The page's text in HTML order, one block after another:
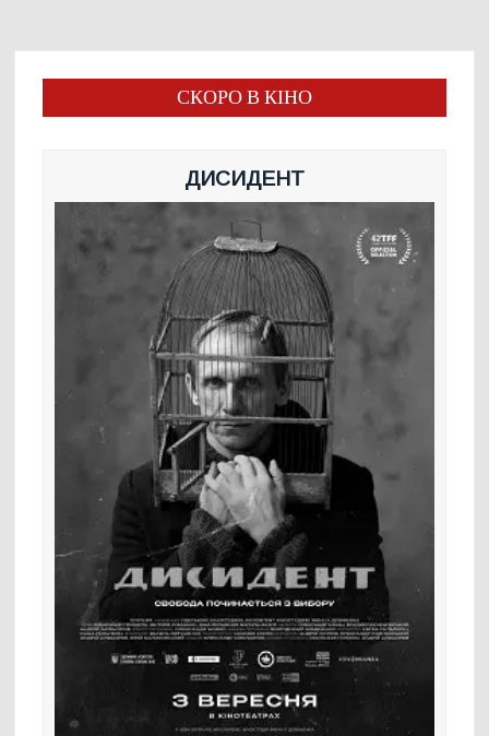
СКОРО В КІНО
ДИСИДЕНТ